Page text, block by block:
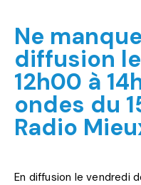
Ne
diffusion
12h00 à
ondes du
Radio
En diffusion le vendredi